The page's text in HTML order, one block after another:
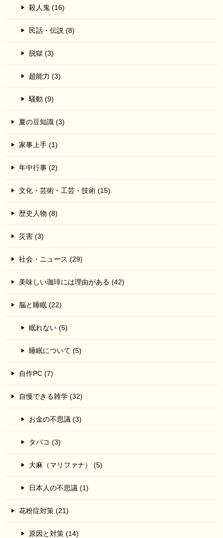
殺人鬼 (16)
民話・伝説 (8)
脱獄 (3)
超能力 (3)
騒動 (9)
夏の豆知識 (3)
家事上手 (1)
年中行事 (2)
文化・芸術・工芸・技術 (15)
歴史人物 (8)
災害 (3)
社会・ニュース (29)
美味しい珈琲には理由がある (42)
脳と睡眠 (22)
眠れない (5)
睡眠について (5)
自作PC (7)
自慢できる雑学 (32)
お金の不思議 (3)
タバコ (3)
大麻（マリファナ） (5)
日本人の不思議 (1)
花粉症対策 (21)
原因と対策 (14)